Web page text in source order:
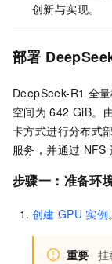
创新与实现。
部署
DeepSeek-R1 全
空间为 642 GiB。
卡方式进行分布式
服务，并通过 NFS
步骤一：准备环
创建 GPU 实例。
重要 挂